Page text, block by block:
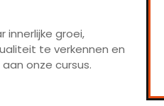
innerlijke groei,
te verkennen en
onze cursus.